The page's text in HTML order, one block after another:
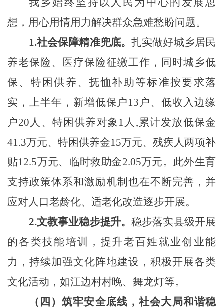
想，用心用情用力解决群众急难愁盼问题。
1.社会保障精准兜底。扎实做好城乡居民
养老保险、医疗保险征缴工作，同时城乡低
保、特困供养、抚恤补助等标准按要求落
实，上半年， 新增低保户13户、低收入边缘
户20人、特困供养对象1人,累计发放低保金
41.3万元、特困供养金15万元、残疾人两项补
贴12.5万元、临时救助金2.05万元。 此外生育
支持政策体系和激励机制 也在不断完善， 并
应对人口老龄化、 适老化改造逐步开展。
2.文教事业稳步提升。稳步落实县级开展
的各类技能培训，提升老百姓 就业创业能
力 ，持续加强文化阵地建设，积极开展各类
文化活动，如江边村村晚、舞龙灯等。
（ 四 ）筑牢安全底线 ，社会大局和谐稳